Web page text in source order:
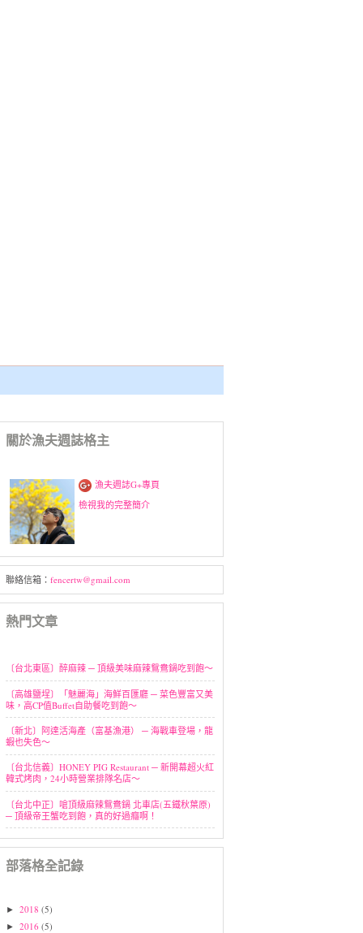
關於漁夫週誌格主
漁夫週誌G+專頁
檢視我的完整簡介
聯絡信箱： fencertw@gmail.com
熱門文章
〔台北東區〕醉麻辣 ─ 頂級美味麻辣鴛鴦鍋吃到飽～
〔高雄鹽埕〕「魅麗海」海鮮百匯廳 ─ 菜色豐富又美
味，高CP值Buffet自助餐吃到飽～
〔新北〕阿達活海產（富基漁港） ─ 海戰車登場，龍
蝦也失色～
〔台北信義〕HONEY PIG Restaurant ─ 新開幕超火紅
韓式烤肉，24小時營業排隊名店～
〔台北中正〕嗆頂級麻辣鴛鴦鍋 北車店(五鐵秋葉原)
─ 頂級帝王蟹吃到飽，真的好過癮啊！
部落格全記錄
► 2018 (5)
► 2016 (5)